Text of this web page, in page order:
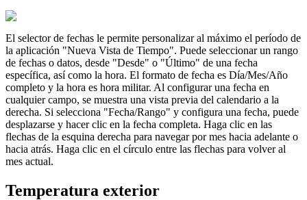
El selector de fechas le permite personalizar al máximo el período de
la aplicación "Nueva Vista de Tiempo". Puede seleccionar un rango
de fechas o datos, desde "Desde" o "Último" de una fecha
específica, así como la hora. El formato de fecha es Día/Mes/Año
completo y la hora es hora militar. Al configurar una fecha en
cualquier campo, se muestra una vista previa del calendario a la
derecha. Si selecciona "Fecha/Rango" y configura una fecha, puede
desplazarse y hacer clic en la fecha completa. Haga clic en las
flechas de la esquina derecha para navegar por mes hacia adelante o
hacia atrás. Haga clic en el círculo entre las flechas para volver al
mes actual.
Temperatura exterior